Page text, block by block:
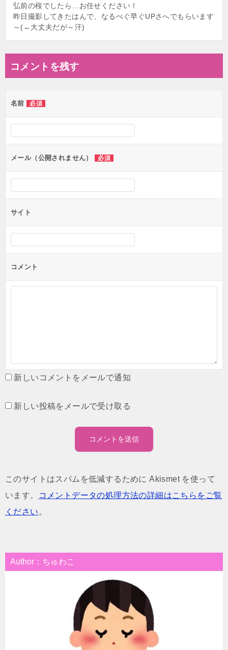
弘前の桜でしたら…お任せください！
昨日撮影してきたはんで、なるべぐ早ぐUPさへでもらいます
～(←大丈夫だが～汗)
コメントを残す
名前 必須
メール（公開されません） 必須
サイト
コメント
新しいコメントをメールで通知
新しい投稿をメールで受け取る
このサイトはスパムを低減するために Akismet を使って
います。
コメントデータの処理方法の詳細はこちらをご覧
ください 。
Author：ちゅわこ